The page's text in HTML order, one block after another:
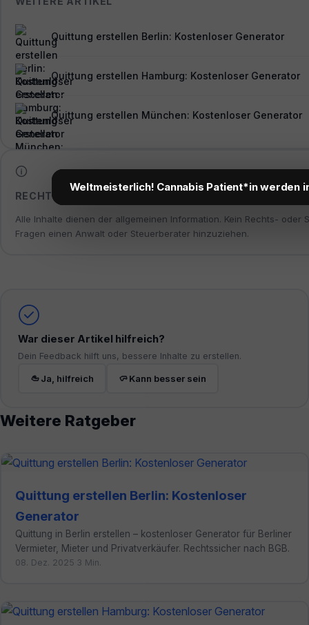
Quittung erstellen Berlin: Kostenloser Generator
Quittung erstellen Hamburg: Kostenloser Generator
Quittung erstellen München: Kostenloser Generator
RECHTLICHER HINWEIS
Alle Inhalte dienen der allgemeinen Information. Kein Rechts- oder
Fragen einen Anwalt oder Steuerberater hinzuziehen.
War dieser Artikel hilfreich?
Dein Feedback hilft uns, bessere Inhalte zu erstellen.
Ja, hilfreich Kann besser sein
Weitere Ratgeber
Quittung erstellen Berlin: Kostenloser
Generator
Quittung in Berlin erstellen – kostenloser Generator für Berliner
Vermieter, Mieter und Privatverkäufer. Rechtssicher nach BGB.
08. Dez. 2025 3 Min.
Weltmeisterlich! Cannabis Patient*in werden